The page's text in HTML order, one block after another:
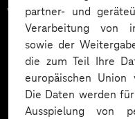
partner- und
Verarbeitung von
sowie der
die zum Teil Ihre
europäischen
Die Daten werden
Ausspielung von
vertrauen
Expertise.